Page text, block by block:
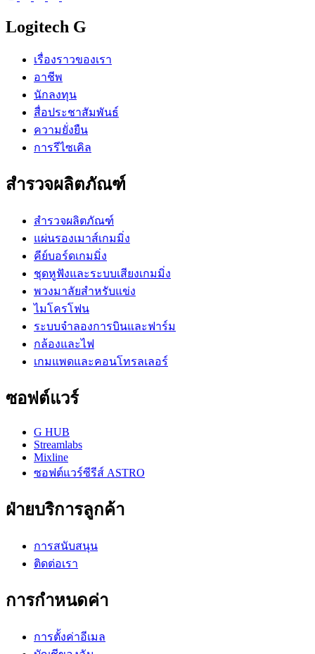
Logitech G
เรื่องราวของเรา
อาชีพ
นักลงทุน
สื่อประชาสัมพันธ์
ความยั่งยืน
การรีไซเคิล
สำรวจผลิตภัณฑ์
สำรวจผลิตภัณฑ์
แผ่นรองเมาส์เกมมิ่ง
คีย์บอร์ดเกมมิ่ง
ชุดหูฟังและระบบเสียงเกมมิ่ง
พวงมาลัยสำหรับแข่ง
ไมโครโฟน
ระบบจำลองการบินและฟาร์ม
กล้องและไฟ
เกมแพดและคอนโทรลเลอร์
ซอฟต์แวร์
G HUB
Streamlabs
Mixline
ซอฟต์แวร์ซีรีส์ ASTRO
ฝ่ายบริการลูกค้า
การสนับสนุน
ติดต่อเรา
การกำหนดค่า
การตั้งค่าอีเมล